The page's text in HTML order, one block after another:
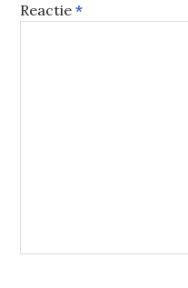
Reactie*